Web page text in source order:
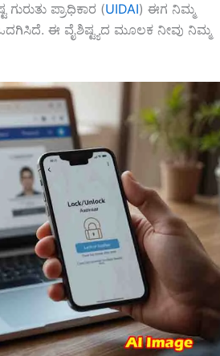
ಪ್ರಾಧಿಕಾರ (UIDAI) ಈಗ ನಿಮ್ಮ
ಈ ವೈಶಿಷ್ಟ್ಯದ ಮೂಲಕ ನೀವು ನಿಮ್ಮ